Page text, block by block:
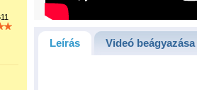
Leírás Videó beágyazása